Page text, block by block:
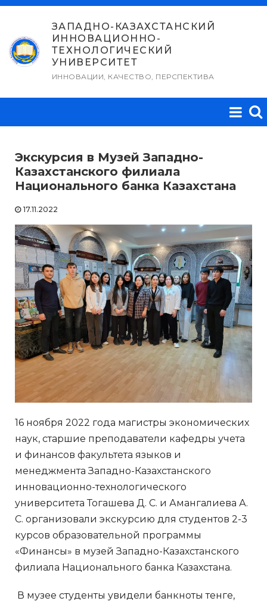
Перейти
содержимому
ЗАПАДНО-КАЗАХСТАНСКИЙ
ИННОВАЦИОННО-
ТЕХНОЛОГИЧЕСКИЙ
УНИВЕРСИТЕТ
ИННОВАЦИИ, КАЧЕСТВО, ПЕРСПЕКТИВА
Экскурсия в Музей Западно-
Казахстанского филиала
Национального банка Казахстана
17.11.2022
16 ноября 2022 года магистры экономических
наук, старшие преподаватели кафедры учета
и финансов факультета языков и
менеджмента Западно-Казахстанского
инновационно-технологического
университета Тогашева Д. С. и Амангалиева А.
С. организовали экскурсию для студентов 2-3
курсов образовательной программы
«Финансы» в музей Западно-Казахстанского
филиала Национального банка Казахстана.
В музее студенты увидели банкноты тенге,